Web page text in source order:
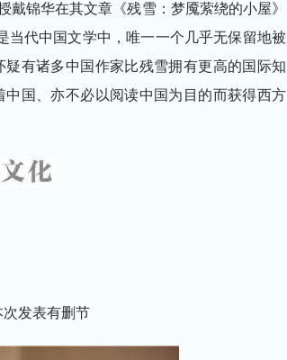
锦华在其文章《残雪：梦魇萦绕的小屋》
当代中国文学中，唯一一个几乎无保留地被
有诸多中国作家比残雪拥有更高的国际知
国、亦不必以阅读中国为目的而获得西方
次发表有删节